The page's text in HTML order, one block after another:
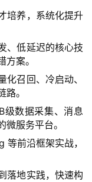
培养，系统化提升
、低延迟的核心技
案。
化召回、冷启动、
。
级数据采集、消息
服务平台。
前沿框架实战，
落地实践，快速构